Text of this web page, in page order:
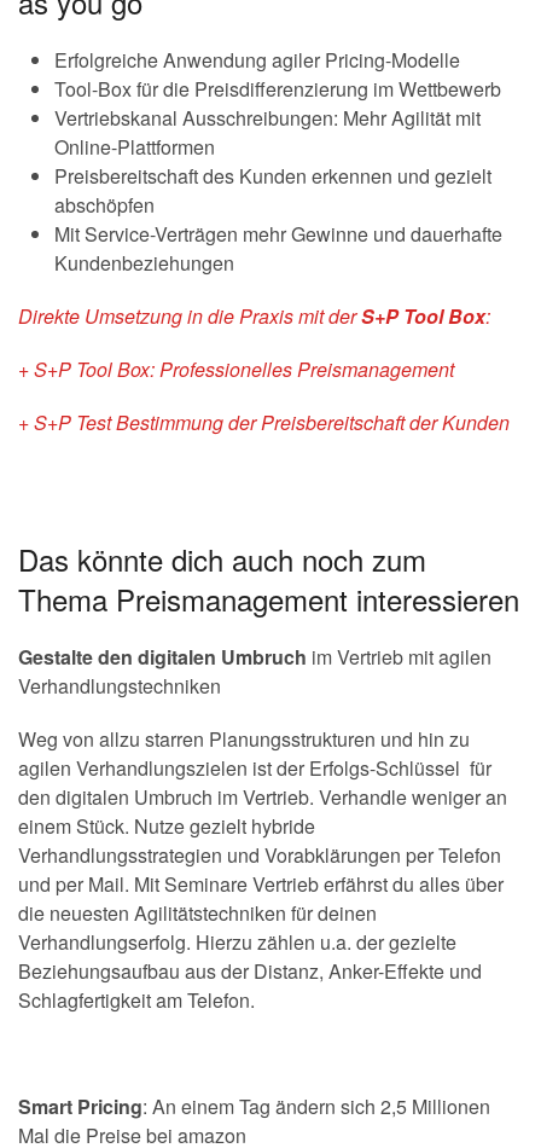
Erfolgreiche Anwendung agiler Pricing-Modelle
Tool-Box für die Preisdifferenzierung im Wettbewerb
Vertriebskanal Ausschreibungen: Mehr Agilität mit
Online-Plattformen
Preisbereitschaft des Kunden erkennen und gezielt
abschöpfen
Mit Service-Verträgen mehr Gewinne und dauerhafte
Kundenbeziehungen
Direkte Umsetzung in die Praxis mit derS+P Tool Box:
+ S+P Tool Box: Professionelles Preismanagement
+ S+P Test Bestimmung der Preisbereitschaft der Kunden
Das könnte dich auch noch zum
Thema Preismanagement interessieren
Gestalte den digitalen Umbruch im Vertrieb mit agilen
Verhandlungstechniken
Weg von allzu starren Planungsstrukturen und hin zu
agilen Verhandlungszielen ist der Erfolgs-Schlüssel für
den digitalen Umbruch im Vertrieb. Verhandle weniger an
einem Stück. Nutze gezielt hybride
Verhandlungsstrategien und Vorabklärungen per Telefon
und per Mail. Mit Seminare Vertrieb erfährst du alles über
die neuesten Agilitätstechniken für deinen
Verhandlungserfolg. Hierzu zählen u.a. der gezielte
Beziehungsaufbau aus der Distanz, Anker-Effekte und
Schlagfertigkeit am Telefon.
Smart Pricing: An einem Tag ändern sich 2,5 Millionen
Mal die Preise bei amazon